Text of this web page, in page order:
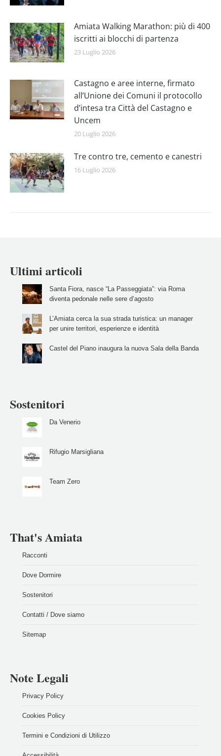
Amiata Walking Marathon: più di 400
iscritti ai blocchi di partenza
23 Luglio 2026
Castagno e aree interne, firmato
all’Unione dei Comuni il protocollo
d’intesa tra Città del Castagno e
Uncem
20 Luglio 2026
Tre contro tre, cemento e canestri
16 Luglio 2026
Ultimi articoli
Santa Fiora, nasce “La Passeggiata”: via Roma
diventa pedonale nelle sere d’agosto
L’Amiata cerca la sua strada turistica: un manager
per unire territori, esperienze e identità
Castel del Piano inaugura la nuova Sala della Banda
Sostenitori
Da Venerio
Rifugio Marsigliana
Team Zero
That's Amiata
Racconti
Dove Dormire
Sostenitori
Contatti / Dove siamo
Sitemap
Note Legali
Privacy Policy
Cookies Policy
Termini e Condizioni di Utilizzo